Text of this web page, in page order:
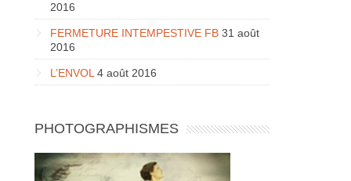
2016
FERMETURE INTEMPESTIVE FB 31 août
2016
L’ENVOL 4 août 2016
PHOTOGRAPHISMES